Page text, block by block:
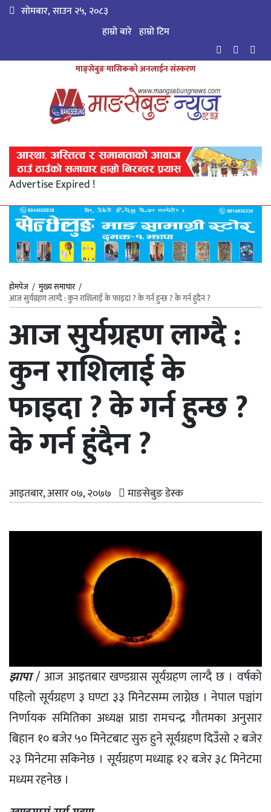
सोमबार, साउन २५, २०८३
हाम्रो बारे हाम्राे टिम
माङ्सेबुङ मासिकको अनलाईन संस्करण
Advertise Expired !
होमपेज /मुख्य समाचार/
आज सुर्यग्रहण लाग्दै : कुन राशिलाई के फाइदा ? के गर्न हुन्छ ? के गर्न हुंदैन ?
आज सुर्यग्रहण लाग्दै :
कुन राशिलाई के
फाइदा ? के गर्न हुन्छ ?
के गर्न हुंदैन ?
आइतबार, असार ०७, २०७७ माङसेबुङ डेस्क
झापा/ आज आइतबार खण्डग्रास सूर्यग्रहण लाग्दै छ । वर्षको
पहिलो सूर्यग्रहण ३ घण्टा ३३ मिनेटसम्म लाग्नेछ । नेपाल पञ्चांग
निर्णायक समितिका अध्यक्ष प्राडा रामचन्द्र गौतमका अनुसार
बिहान १० बजेर ५० मिनेटबाट सुरु हुने सूर्यग्रहण दिउँसो २ बजेर
२३ मिनेटमा सकिनेछ । सूर्यग्रहण मध्याह्न १२ बजेर ३८ मिनेटमा
मध्यम रहनेछ ।